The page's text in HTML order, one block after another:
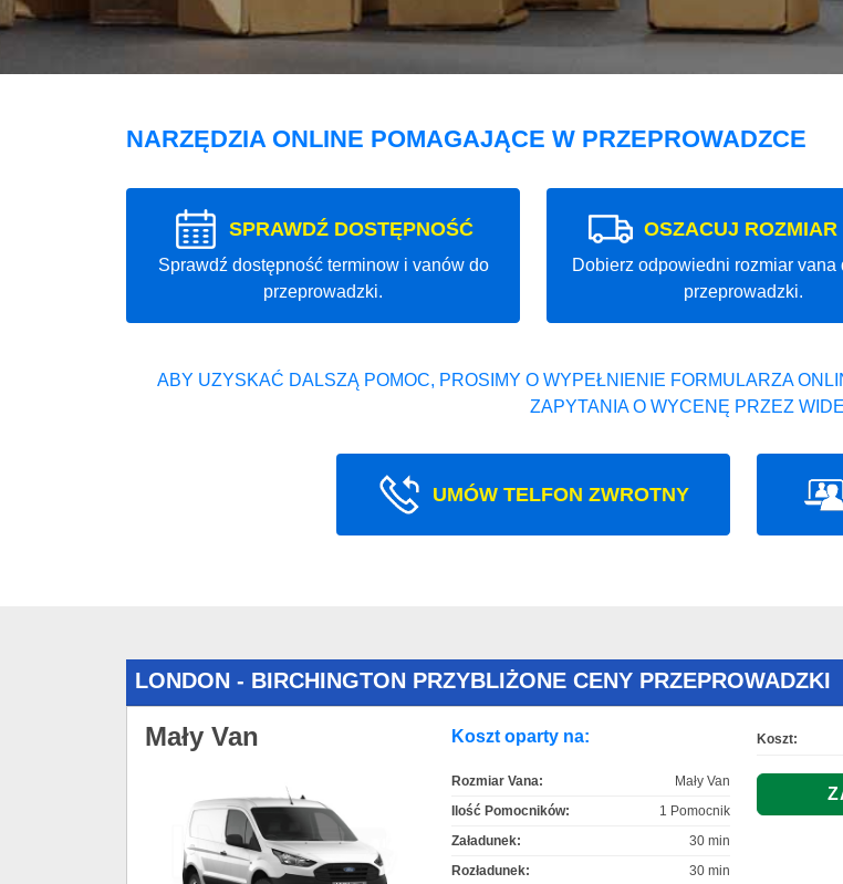
NARZĘDZIA ONLINE POMAGAJĄCE W PRZEPROWADZCE
SPRAWDŹ DOSTĘPNOŚĆ
Sprawdź dostępność terminow i vanów do
przeprowadzki.
OSZACUJ ROZMIAR
Dobierz odpowiedni rozmiar vana
przeprowadzki.
ABY UZYSKAĆ DALSZĄ POMOC, PROSIMY O WYPEŁNIENIE FORMULARZA
ZAPYTANIA O WYCENĘ PRZEZ
UMÓW TELFON ZWROTNY
LONDON - BIRCHINGTON PRZYBLIŻONE CENY PRZEPROWADZKI
Mały Van Koszt oparty na:
Rozmiar Vana:
Mały Van
Ilość Pomocników:
1 Pomocnik
Załadunek:
30 min
Rozładunek:
30 min
Koszt: